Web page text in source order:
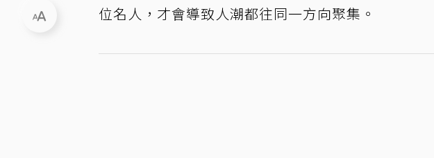
位名人，才會導致人潮都往同一方向聚集。